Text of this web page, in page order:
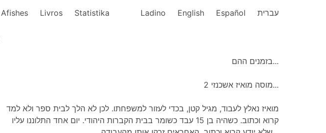
Afishes Livros Statistika Ladino English Español עברית
בזמנים ההם...
מוסה מואיז אשכנזי 2...
מואיז נאלץ לעבוד, מגיל קטן, בכדי לעזור למשפחתו. לכן לא הלך לבית ספר ולא למד
קרוא וכתוב. כשהיה בן 15 עבד כשומר בבית הקברות היהודי. יום אחד התלוננו עליו